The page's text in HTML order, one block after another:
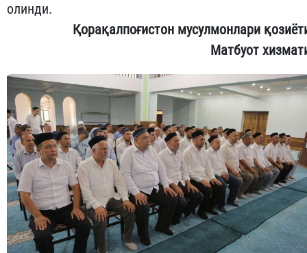
олинди.
Қорақалпоғистон мусулмонлари
Матбуот